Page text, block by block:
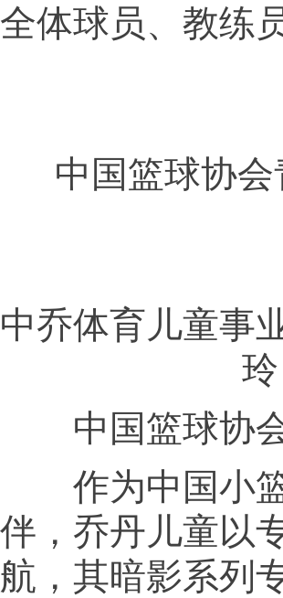
全体球员、教练
中国篮球协
中乔体育儿童事
玲
中国篮球协会
作为中国小篮
伴，乔丹儿童以
航，其暗影系列